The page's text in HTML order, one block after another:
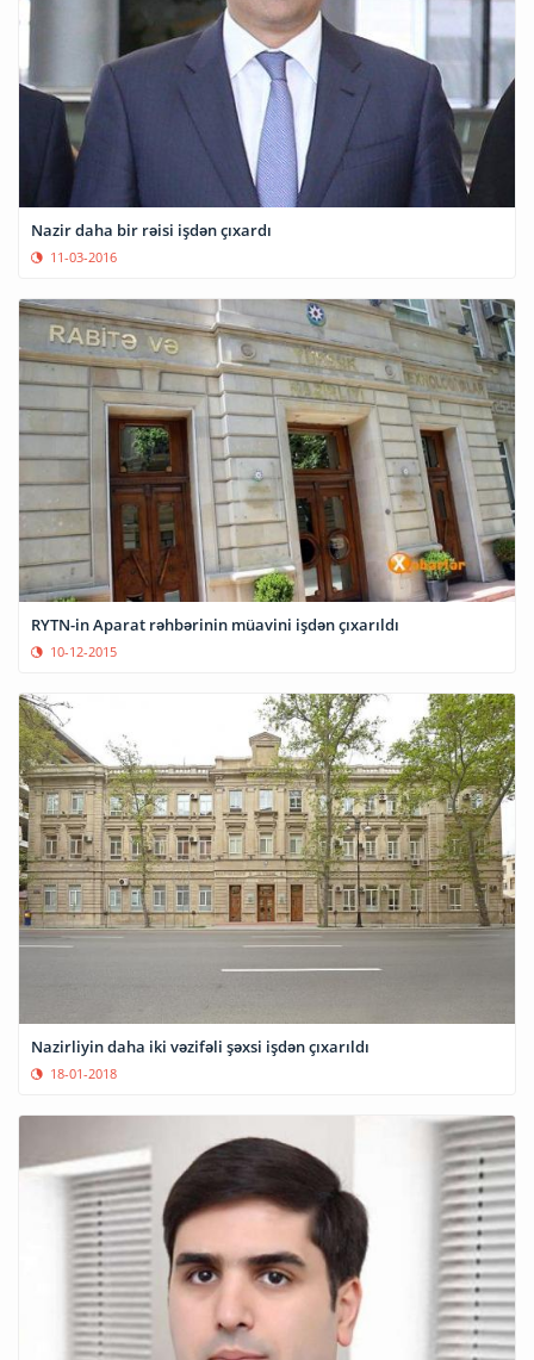
Nazir daha bir rəisi işdən çıxardı
11-03-2016
RYTN-in Aparat rəhbərinin müavini işdən çıxarıldı
10-12-2015
Nazirliyin daha iki vəzifəli şəxsi işdən çıxarıldı
18-01-2018